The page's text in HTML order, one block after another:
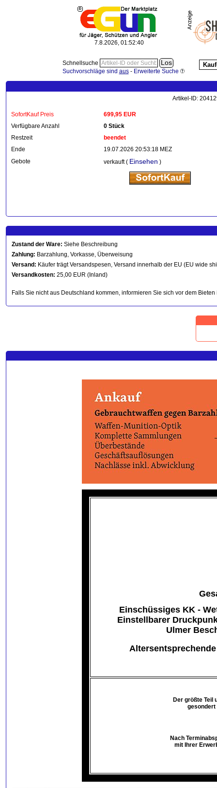
7.8.2026, 01:52:42
Schnellsuche
Suchvorschläge sind aus- Erweiterte Suche
Artikel-ID:
SofortKauf Preis
699,95 EUR
Verfügbare Anzahl
0 Stück
Restzeit
beendet
Ende
19.07.2026 20:53:18 MEZ
Gebote
verkauft ( Einsehen )
Zustand der Ware: Siehe Beschreibung
Zahlung: Barzahlung, Vorkasse, Überweisung
Versand: Käufer trägt Versandspesen, Versand innerhalb der EU (EU wide
Versandkosten: 25,00 EUR (Inland)
Falls Sie nicht aus Deutschland kommen, informieren Sie sich vor dem
Einschüssiges KK -
Einstellbarer
Ulmer
Der größte Teil
Nach
mit Ihrer